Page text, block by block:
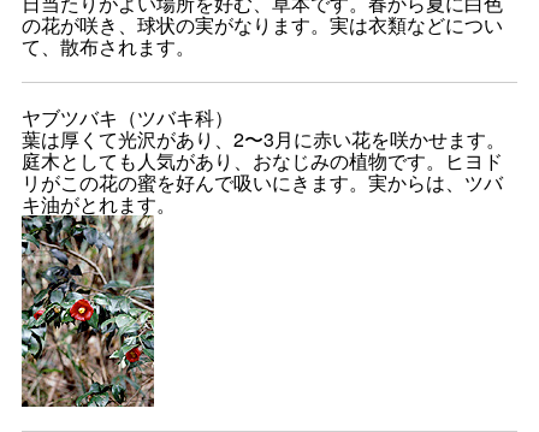
の花が咲き、球状の実がなります。実は衣類などについ
て、散布されます。
ヤブツバキ（ツバキ科）
葉は厚くて光沢があり、2〜3月に赤い花を咲かせます。
庭木としても人気があり、おなじみの植物です。ヒヨド
リがこの花の蜜を好んで吸いにきます。実からは、ツバ
キ油がとれます。